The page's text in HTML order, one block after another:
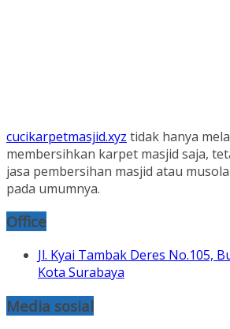
cucikarpetmasjid.xyz tidak hanya
membersihkan karpet masjid saja,
jasa pembersihan masjid atau
pada umumnya.
Office
Jl. Kyai Tambak Deres No.105,
Kota Surabaya
Media sosial